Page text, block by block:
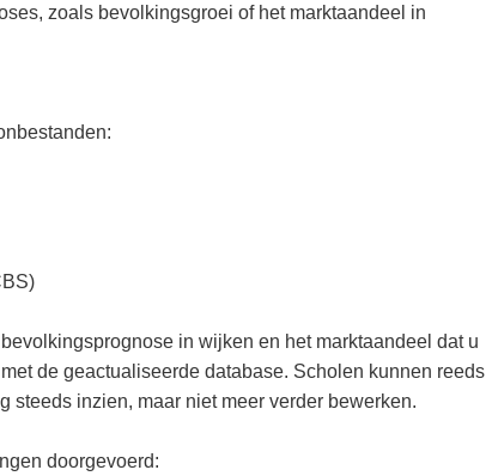
zoals bevolkingsgroei of het marktaandeel in
in wijken en het marktaandeel dat u
de geactualiseerde database. Scholen kunnen reeds
steeds inzien, maar niet meer verder bewerken.
doorgevoerd: